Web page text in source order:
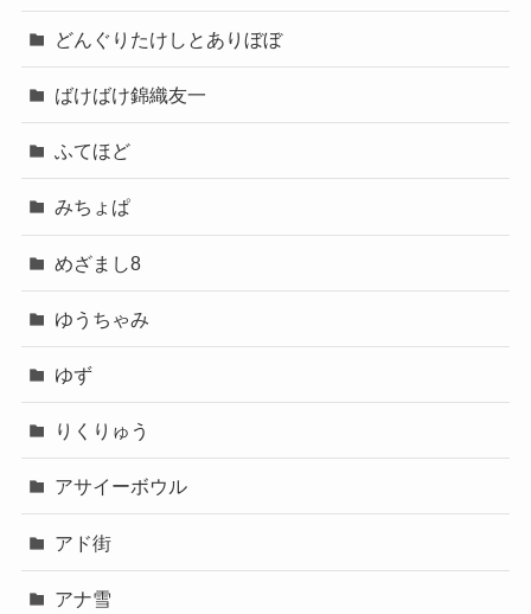
どんぐりたけしとありぼぼ
ばけばけ錦織友一
ふてほど
みちょぱ
めざまし8
ゆうちゃみ
ゆず
りくりゅう
アサイーボウル
アド街
アナ雪